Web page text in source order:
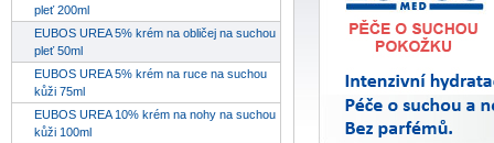
pleť 200ml
EUBOS UREA 5% krém na obličej na suchou
pleť 50ml
EUBOS UREA 5% krém na ruce na suchou
kůži 75ml
EUBOS UREA 10% krém na nohy na suchou
kůži 100ml